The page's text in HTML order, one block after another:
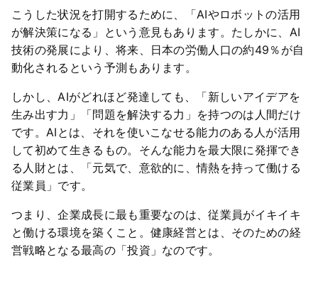
こうした状況を打開するために、「AIやロボットの活用
が解決策になる」という意見もあります。たしかに、AI
技術の発展により、将来、日本の労働人口の約49％が自
動化されるという予測もあります。
しかし、AIがどれほど発達しても、「新しいアイデアを
生み出す力」「問題を解決する力」を持つのは人間だけ
です。AIとは、それを使いこなせる能力のある人が活用
して初めて生きるもの。そんな能力を最大限に発揮でき
る人財とは、「元気で、意欲的に、情熱を持って働ける
従業員」です。
つまり、企業成長に最も重要なのは、従業員がイキイキ
と働ける環境を築くこと。健康経営とは、そのための経
営戦略となる最高の「投資」なのです。